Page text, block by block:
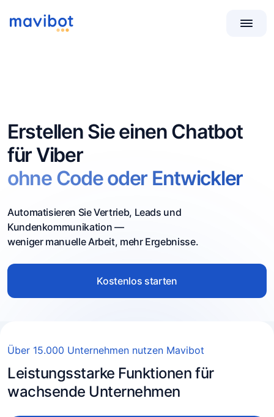
Erstellen Sie einen Chatbot
für Viber
ohne Code oder Entwickler
Automatisieren Sie Vertrieb, Leads und
Kundenkommunikation —
weniger manuelle Arbeit, mehr Ergebnisse.
Kostenlos starten
Über 15.000 Unternehmen nutzen Mavibot
Leistungsstarke Funktionen für
wachsende Unternehmen